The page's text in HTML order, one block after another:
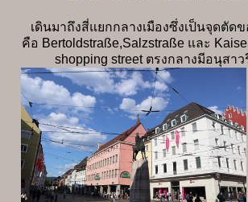
เดินมาถึงสี่แยกกลางเมืองซึ่งเป็นจุดตัด
คือ Bertoldstraße,Salzstraße และ
shopping street ตรงกลางมีอนุสา